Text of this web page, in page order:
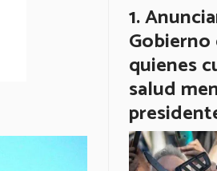
Gobierno
quienes
salud